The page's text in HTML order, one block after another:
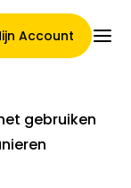
Account
gebruiken